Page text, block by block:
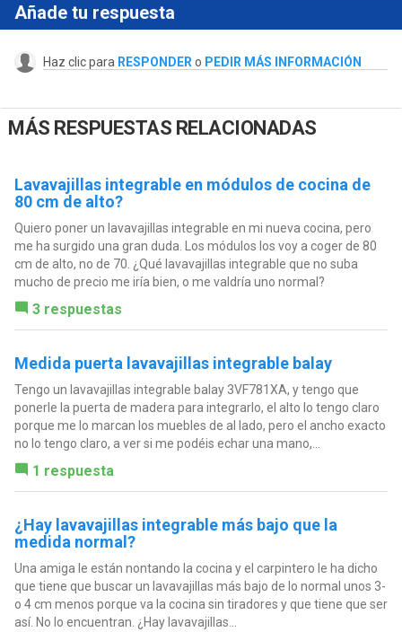
Añade tu respuesta
Haz clic para RESPONDER o PEDIR MÁS INFORMACIÓN
MÁS RESPUESTAS RELACIONADAS
Lavavajillas integrable en módulos de cocina de
80 cm de alto?
Quiero poner un lavavajillas integrable en mi nueva cocina, pero
me ha surgido una gran duda. Los módulos los voy a coger de 80
cm de alto, no de 70. ¿Qué lavavajillas integrable que no suba
mucho de precio me iría bien, o me valdría uno normal?
3 respuestas
Medida puerta lavavajillas integrable balay
Tengo un lavavajillas integrable balay 3VF781XA, y tengo que
ponerle la puerta de madera para integrarlo, el alto lo tengo claro
porque me lo marcan los muebles de al lado, pero el ancho exacto
no lo tengo claro, a ver si me podéis echar una mano,...
1 respuesta
¿Hay lavavajillas integrable más bajo que la
medida normal?
Una amiga le están nontando la cocina y el carpintero le ha dicho
que tiene que buscar un lavavajillas más bajo de lo normal unos 3-
o 4 cm menos porque va la cocina sin tiradores y que tiene que ser
así. No lo encuentran. ¿Hay lavavajillas...